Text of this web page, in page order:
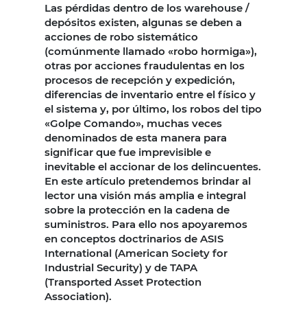
Las pérdidas dentro de los warehouse /
depósitos existen, algunas se deben a
acciones de robo sistemático
(comúnmente llamado «robo hormiga»),
otras por acciones fraudulentas en los
procesos de recepción y expedición,
diferencias de inventario entre el físico y
el sistema y, por último, los robos del tipo
«Golpe Comando», muchas veces
denominados de esta manera para
significar que fue imprevisible e
inevitable el accionar de los delincuentes.
En este artículo pretendemos brindar al
lector una visión más amplia e integral
sobre la protección en la cadena de
suministros. Para ello nos apoyaremos
en conceptos doctrinarios de ASIS
International (American Society for
Industrial Security) y de TAPA
(Transported Asset Protection
Association).